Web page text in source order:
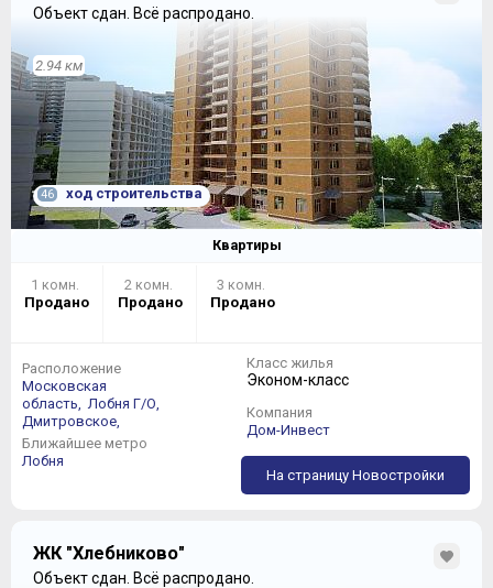
Объект сдан. Всё распродано.
2.94 км
46 ход строительства
Квартиры
1 комн.
Продано
2 комн.
Продано
3 комн.
Продано
Расположение
Московская
область,
Лобня Г/О,
Дмитровское,
Ближайшее метро
Лобня
Класс жилья
Эконом-класс
Компания
Дом-Инвест
На страницу Новостройки
ЖК "Хлебниково"
Объект сдан. Всё распродано.